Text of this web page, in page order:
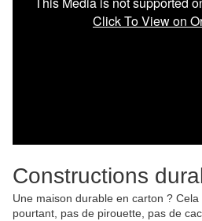
Constructions
Une maison durable en carton ?
pourtant, pas de pirouette, pas de